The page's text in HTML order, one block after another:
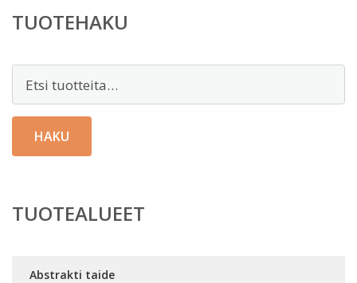
TUOTEHAKU
HAKU
TUOTEALUEET
Abstrakti taide